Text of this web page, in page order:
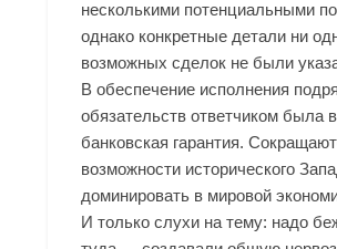
несколькими потенциальными
однако конкретные детали ни
возможных сделок не были
В обеспечение исполнения
обязательств ответчиком была
банковская гарантия.
возможности исторического
доминировать в мировой
И только слухи на тему: надо